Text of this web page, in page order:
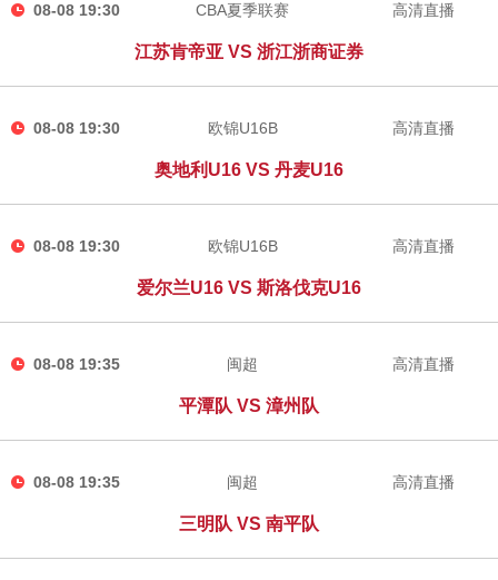
08-08 19:30 CBA夏季联赛
江苏肯帝亚 VS 浙江浙商证券
高清直播
08-08 19:30 欧锦U16B
奥地利U16 VS 丹麦U16
高清直播
08-08 19:30 欧锦U16B
爱尔兰U16 VS 斯洛伐克U16
高清直播
08-08 19:35 闽超
平潭队 VS 漳州队
高清直播
08-08 19:35 闽超
三明队 VS 南平队
高清直播